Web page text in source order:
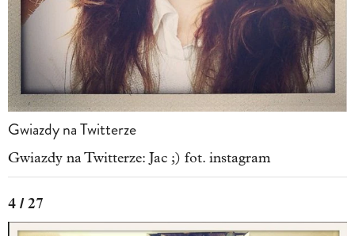
Gwiazdy na Twitterze
Gwiazdy na Twitterze: Jac ;) fot. instagram
4 / 27